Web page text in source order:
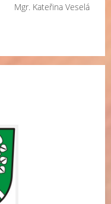
Mgr. Kateřina Veselá